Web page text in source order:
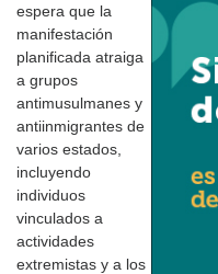
espera que la
manifestación
planificada atraiga
a grupos
antimusulmanes y
antiinmigrantes de
varios estados,
incluyendo
individuos
vinculados a
actividades
extremistas y a los